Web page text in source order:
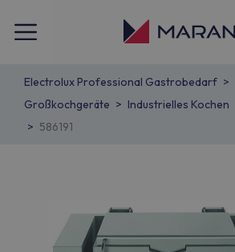
Electrolux Professional Gastrobedarf
Großkochgeräte
Industrielles Kochen
586191